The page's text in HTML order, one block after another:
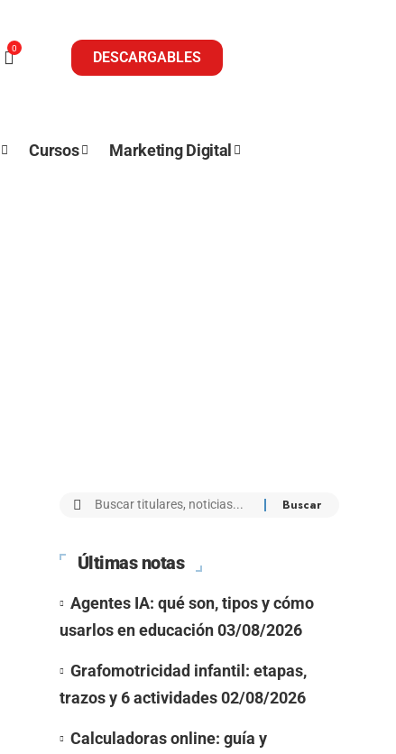
0
DESCARGABLES
Cursos Marketing Digital
Últimas notas
Agentes IA: qué son, tipos y cómo
usarlos en educación 03/08/2026
Grafomotricidad infantil: etapas,
trazos y 6 actividades 02/08/2026
Calculadoras online: guía y